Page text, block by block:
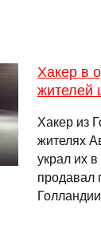
Хакер в
жителей
Хакер из
жителях
украл их в
продавал